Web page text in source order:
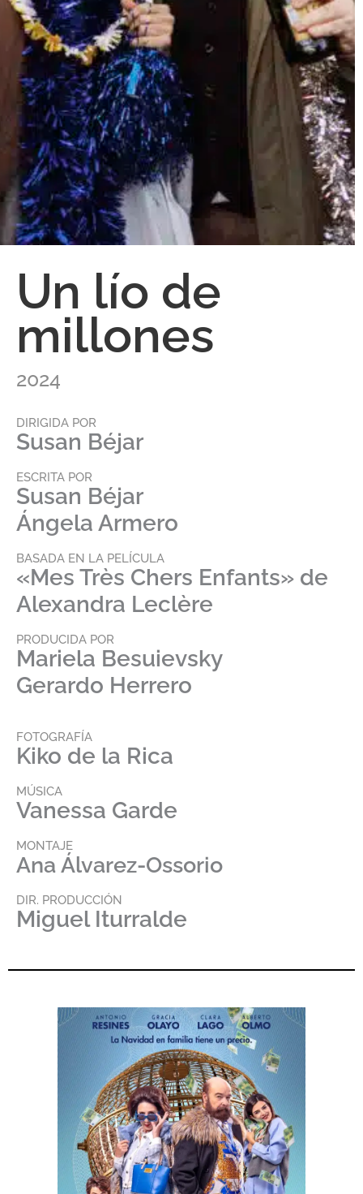
Un lío de
millones
2024
DIRIGIDA POR
Susan Béjar
ESCRITA POR
Susan Béjar
Ángela Armero
BASADA EN LA PELÍCULA
«Mes Très Chers Enfants» de
Alexandra Leclère
PRODUCIDA POR
Mariela Besuievsky
Gerardo Herrero
FOTOGRAFÍA
Kiko de la Rica
MÚSICA
Vanessa Garde
MONTAJE
Ana Álvarez-Ossorio
DIR. PRODUCCIÓN
Miguel Iturralde